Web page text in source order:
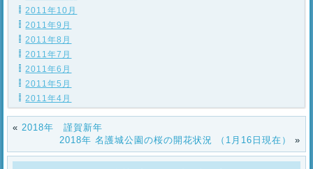
2011年10月
2011年9月
2011年8月
2011年7月
2011年6月
2011年5月
2011年4月
«2018年 謹賀新年
2018年 名護城公園の桜の開花状況 （1月16日現在）
»